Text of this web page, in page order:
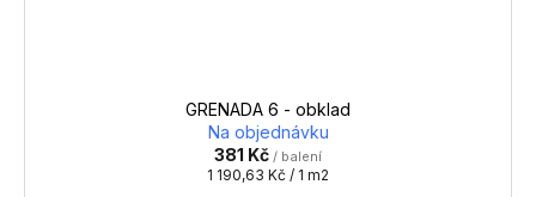
GRENADA 6 - obklad
Na objednávku
381 Kč / balení
Měrná
1 190,63 Kč / 1 m2